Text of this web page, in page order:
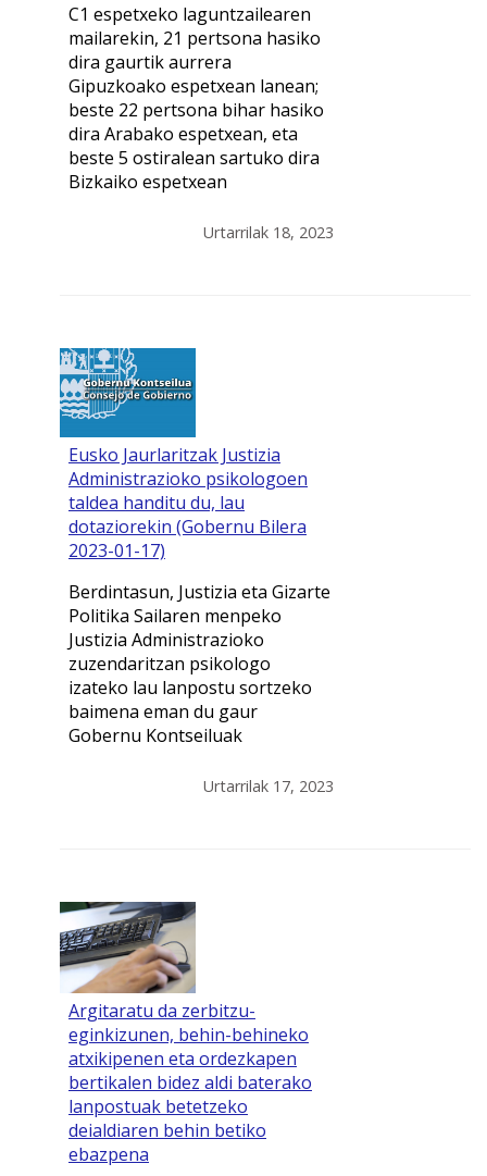
C1 espetxeko laguntzailearen
mailarekin, 21 pertsona hasiko
dira gaurtik aurrera
Gipuzkoako espetxean lanean;
beste 22 pertsona bihar hasiko
dira Arabako espetxean, eta
beste 5 ostiralean sartuko dira
Bizkaiko espetxean
Urtarrilak 18, 2023
Eusko Jaurlaritzak Justizia
Administrazioko psikologoen
taldea handitu du, lau
dotaziorekin (Gobernu Bilera
2023-01-17)
Berdintasun, Justizia eta Gizarte
Politika Sailaren menpeko
Justizia Administrazioko
zuzendaritzan psikologo
izateko lau lanpostu sortzeko
baimena eman du gaur
Gobernu Kontseiluak
Urtarrilak 17, 2023
Argitaratu da zerbitzu-
eginkizunen, behin-behineko
atxikipenen eta ordezkapen
bertikalen bidez aldi baterako
lanpostuak betetzeko
deialdiaren behin betiko
ebazpena